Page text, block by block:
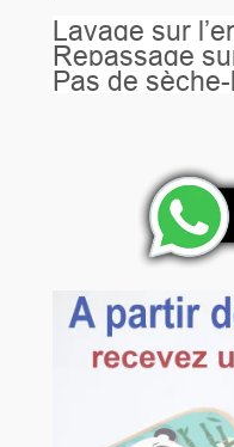
Lavage sur
Repassage
Pas de